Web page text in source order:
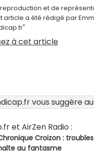
et de
article a été rédigé par
à cet article
vous suggère
et AirZen Radio :
Croizon :
au fantasme